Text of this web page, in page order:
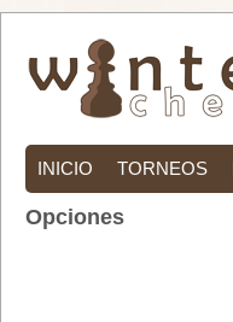
INICIO TORNEOS
Opciones